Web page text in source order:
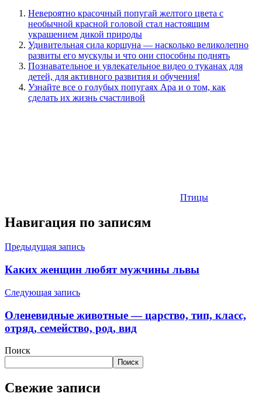
Невероятно красочный попугай желтого цвета с
необычной красной головой стал настоящим
украшением дикой природы
Удивительная сила коршуна — насколько великолепно
развиты его мускулы и что они способны поднять
Познавательное и увлекательное видео о туканах для
детей, для активного развития и обучения!
Узнайте все о голубых попугаях Ара и о том, как
сделать их жизнь счастливой
Птицы
Навигация по записям
Предыдущая запись
Каких женщин любят мужчины львы
Следующая запись
Оленевидные животные — царство, тип, класс,
отряд, семейство, род, вид
Поиск
Поиск
Свежие записи